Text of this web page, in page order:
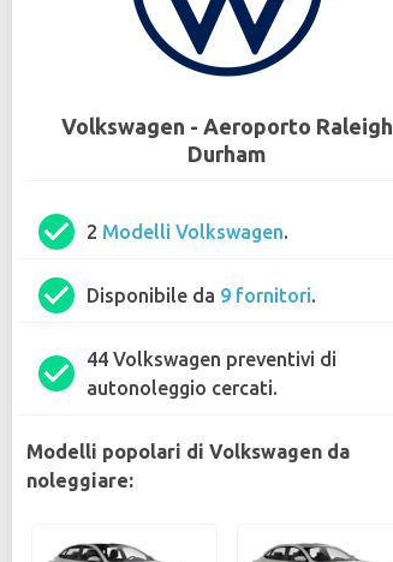
Volkswagen - Aeroporto Raleigh
Durham
check_circle 2 Modelli Volkswagen.
check_circle Disponibile da 9 fornitori.
check_circle
44 Volkswagen preventivi di
autonoleggio cercati.
Modelli popolari di Volkswagen da
noleggiare: